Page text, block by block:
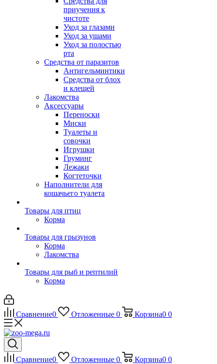
приучения к
чистоте
Уход за глазами
Уход за ушами
Уход за полостью
рта
Средства от паразитов
Антигельминтики
Средства от блох
и клещей
Лакомства
Аксессуары
Переноски
Миски
Туалеты и
совочки
Игрушки
Груминг
Лежаки
Когтеточки
Наполнители для
кошачьего туалета
Товары для птиц
Корма
Товары для грызунов
Корма
Лакомства
Товары для рыб и рептилий
Корма
Сравнение0 Отложенные 0 Корзина0 0
Сравнение0 Отложенные 0 Корзина0 0